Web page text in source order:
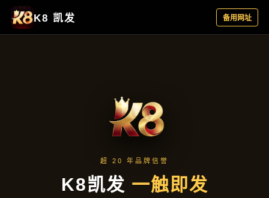
行业资讯
首页 行业资讯